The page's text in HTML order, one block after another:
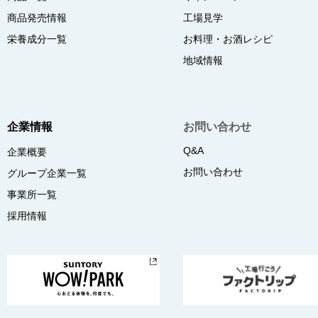
商品発売情報
栄養成分一覧
工場見学
お料理・お酒レシピ
地域情報
企業情報
企業概要
グループ企業一覧
事業所一覧
採用情報
お問い合わせ
Q&A
お問い合わせ